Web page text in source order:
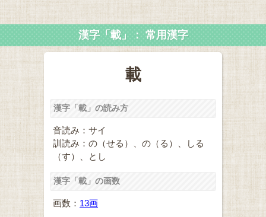
漢字「載」： 常用漢字
載
漢字「載」の読み方
音読み：サイ
訓読み：の（せる）、の（る）、しる
（す）、とし
漢字「載」の画数
画数： 13画